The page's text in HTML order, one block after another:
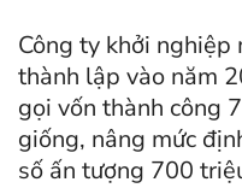
Công ty khởi
thành lập vào năm
gọi vốn thành công
giống, nâng mức
số ấn tượng 700